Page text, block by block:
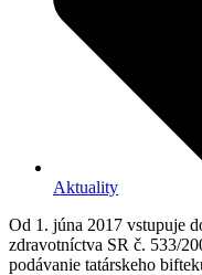
Aktuality
Od 1. júna 2017 vstupuje
zdravotníctva SR č. 533/
podávanie tatárskeho